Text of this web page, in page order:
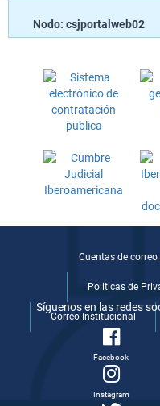
Nodo: csjportalweb02
Cuentas de
Politicas de
Correo Institucional
Síguenos en las redes
Facebook
Instagram